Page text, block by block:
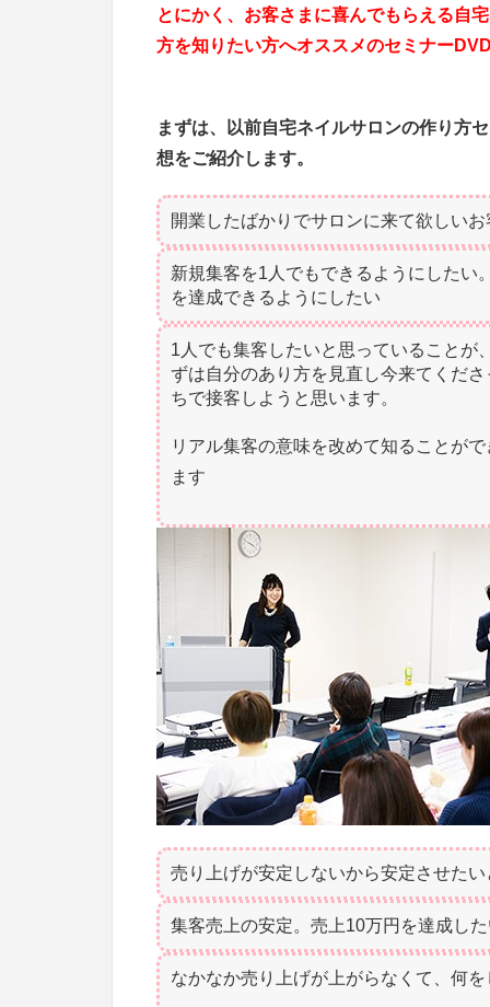
とにかく、お客さまに喜んでもらえる自
方を知りたい方へオススメのセミナーDVD
まずは、以前自宅ネイルサロンの作り方
想をご紹介します。
開業したばかりでサロンに来て欲しい
新規集客を1人でもできるようにしたい
を達成できるようにしたい
1人でも集客したいと思っていることが
ずは自分のあり方を見直し今来てくだ
ちで接客しようと思います。
リアル集客の意味を改めて知ることが
ます
売り上げが安定しないから安定させたい
集客売上の安定。売上10万円を達成し
なかなか売り上げが上がらなくて、何